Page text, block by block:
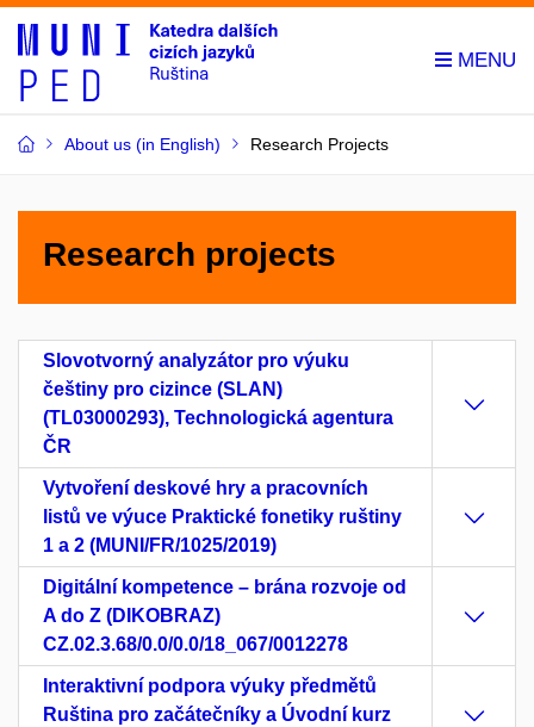
About us (in English) Research Projects
Research projects
Slovotvorný analyzátor pro výuku
češtiny pro cizince (SLAN)
(TL03000293), Technologická agentura
ČR
Vytvoření deskové hry a pracovních
listů ve výuce Praktické fonetiky ruštiny
1 a 2 (MUNI/FR/1025/2019)
Digitální kompetence – brána rozvoje od
A do Z (DIKOBRAZ)
CZ.02.3.68/0.0/0.0/18_067/0012278
Interaktivní podpora výuky předmětů
Ruština pro začátečníky a Úvodní kurz